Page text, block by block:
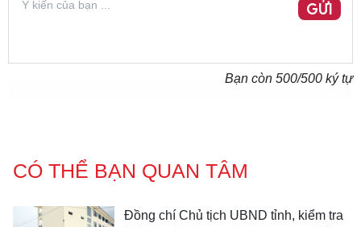
GỬI
Bạn còn 500/500 ký tự
CÓ THỂ BẠN QUAN TÂM
Đồng chí Chủ tịch UBND tỉnh, kiểm tra